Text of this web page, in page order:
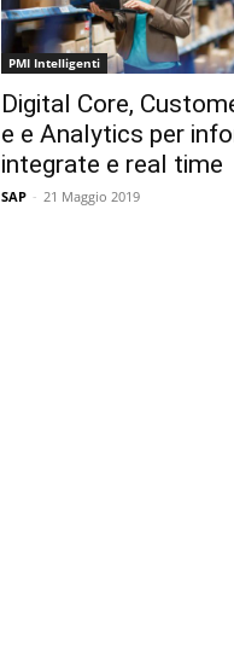
PMI Intelligenti
Digital Core,
e e Analytics per
integrate e real time
SAP - 21 Maggio 2019